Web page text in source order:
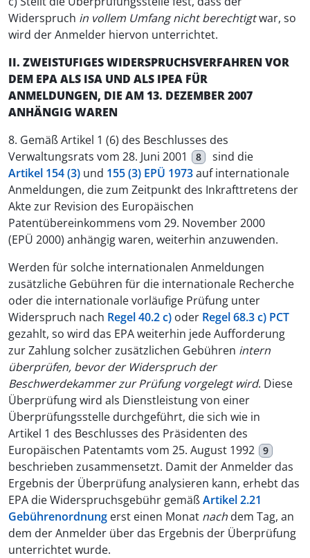
Widerspruch in vollem Umfang nicht berechtigtwar, so
wird der Anmelder hiervon unterrichtet.
II. ZWEISTUFIGES WIDERSPRUCHSVERFAHREN VOR
DEM EPA ALS ISA UND ALS IPEA FÜR
ANMELDUNGEN, DIE AM 13. DEZEMBER 2007
ANHÄNGIG WAREN
8. Gemäß Artikel 1 (6) des Beschlusses des
Verwaltungsrats vom 28. Juni 2001
8
sind die
Artikel 154 (3) und 155 (3) EPÜ 1973auf internationale
Anmeldungen, die zum Zeitpunkt des Inkrafttretens der
Akte zur Revision des Europäischen
Patentübereinkommens vom 29. November 2000
(EPÜ 2000) anhängig waren, weiterhin anzuwenden.
Werden für solche internationalen Anmeldungen
zusätzliche Gebühren für die internationale Recherche
oder die internationale vorläufige Prüfung unter
Widerspruch nach Regel 40.2 c) oder Regel 68.3 c) PCT
gezahlt, so wird das EPA weiterhin jede Aufforderung
zur Zahlung solcher zusätzlichen Gebühren intern
überprüfen, bevor der Widerspruch der
Beschwerdekammer zur Prüfung vorgelegt wird. Diese
Überprüfung wird als Dienstleistung von einer
Überprüfungsstelle durchgeführt, die sich wie in
Artikel 1 des Beschlusses des Präsidenten des
Europäischen Patentamts vom 25. August 1992
9
beschrieben zusammensetzt. Damit der Anmelder das
Ergebnis der Überprüfung analysieren kann, erhebt das
EPA die Widerspruchsgebühr gemäßArtikel 2.21
Gebührenordnung erst einen Monat nach dem Tag, an
dem der Anmelder über das Ergebnis der Überprüfung
unterrichtet wurde.